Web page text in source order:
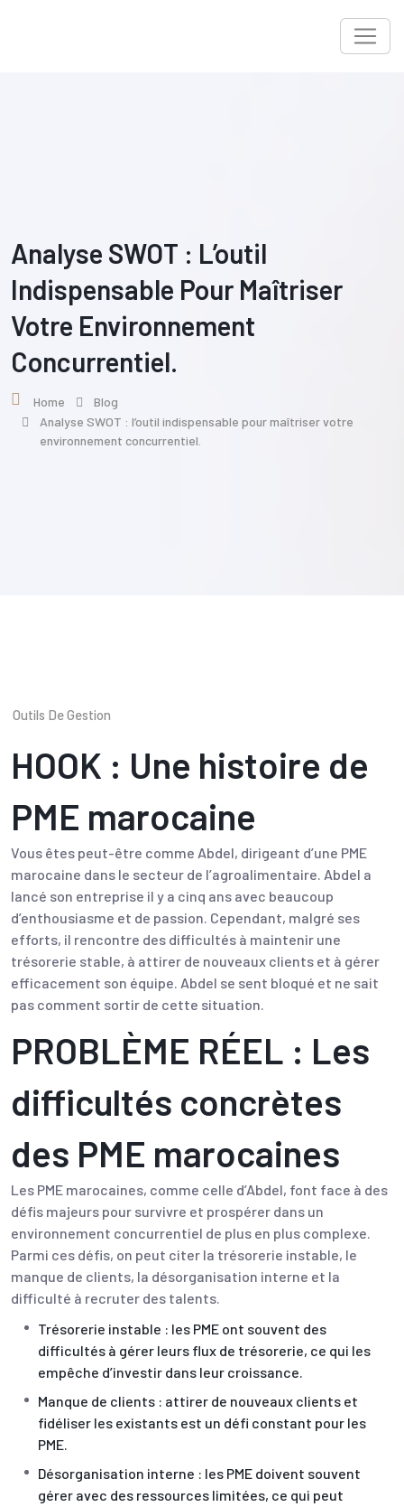
Analyse SWOT : L’outil
Indispensable Pour Maîtriser
Votre Environnement
Concurrentiel.
Home
Blog
Analyse SWOT : l’outil indispensable pour maîtriser votre
environnement concurrentiel.
Outils De Gestion
HOOK : Une histoire de
PME marocaine
Vous êtes peut-être comme Abdel, dirigeant d’une PME
marocaine dans le secteur de l’agroalimentaire. Abdel a
lancé son entreprise il y a cinq ans avec beaucoup
d’enthousiasme et de passion. Cependant, malgré ses
efforts, il rencontre des difficultés à maintenir une
trésorerie stable, à attirer de nouveaux clients et à gérer
efficacement son équipe. Abdel se sent bloqué et ne sait
pas comment sortir de cette situation.
PROBLÈME RÉEL : Les
difficultés concrètes
des PME marocaines
Les PME marocaines, comme celle d’Abdel, font face à des
défis majeurs pour survivre et prospérer dans un
environnement concurrentiel de plus en plus complexe.
Parmi ces défis, on peut citer la trésorerie instable, le
manque de clients, la désorganisation interne et la
difficulté à recruter des talents.
Trésorerie instable : les PME ont souvent des
difficultés à gérer leurs flux de trésorerie, ce qui les
empêche d’investir dans leur croissance.
Manque de clients : attirer de nouveaux clients et
fidéliser les existants est un défi constant pour les
PME.
Désorganisation interne : les PME doivent souvent
gérer avec des ressources limitées, ce qui peut